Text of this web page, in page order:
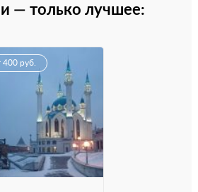
— только лучшее:
400 руб.